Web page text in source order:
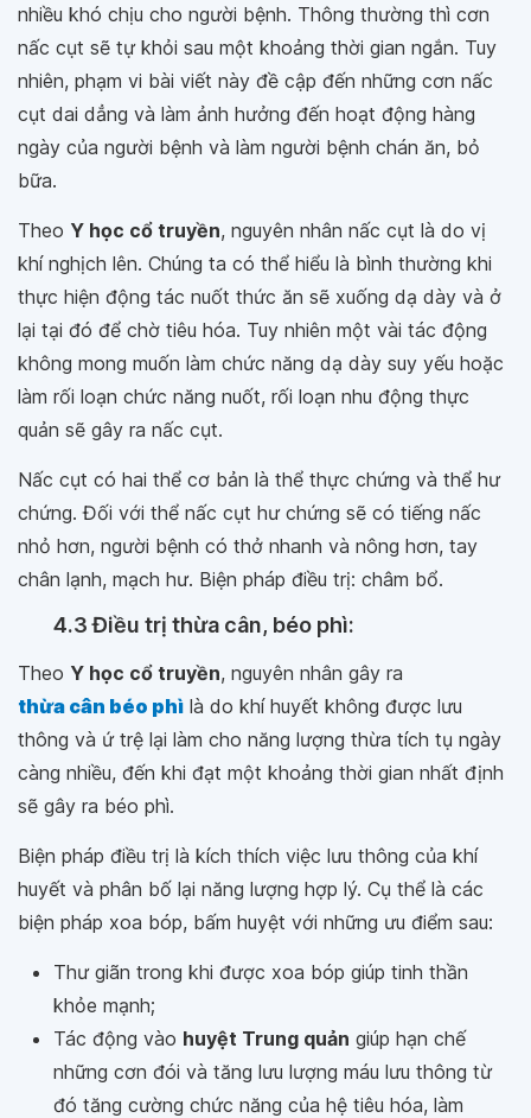
nhiều khó chịu cho người bệnh. Thông thường thì cơn
nấc cụt sẽ tự khỏi sau một khoảng thời gian ngắn. Tuy
nhiên, phạm vi bài viết này đề cập đến những cơn nấc
cụt dai dẳng và làm ảnh hưởng đến hoạt động hàng
ngày của người bệnh và làm người bệnh chán ăn, bỏ
bữa.
Theo Y học cổ truyền, nguyên nhân nấc cụt là do vị
khí nghịch lên. Chúng ta có thể hiểu là bình thường khi
thực hiện động tác nuốt thức ăn sẽ xuống dạ dày và ở
lại tại đó để chờ tiêu hóa. Tuy nhiên một vài tác động
không mong muốn làm chức năng dạ dày suy yếu hoặc
làm rối loạn chức năng nuốt, rối loạn nhu động thực
quản sẽ gây ra nấc cụt.
Nấc cụt có hai thể cơ bản là thể thực chứng và thể hư
chứng. Đối với thể nấc cụt hư chứng sẽ có tiếng nấc
nhỏ hơn, người bệnh có thở nhanh và nông hơn, tay
chân lạnh, mạch hư. Biện pháp điều trị: châm bổ.
4.3Điều trị thừa cân, béo phì:
Theo Y học cổ truyền, nguyên nhân gây ra
thừa cân béo phì là do khí huyết không được lưu
thông và ứ trệ lại làm cho năng lượng thừa tích tụ ngày
càng nhiều, đến khi đạt một khoảng thời gian nhất định
sẽ gây ra béo phì.
Biện pháp điều trị là kích thích việc lưu thông của khí
huyết và phân bố lại năng lượng hợp lý. Cụ thể là các
biện pháp xoa bóp, bấm huyệt với những ưu điểm sau:
Thư giãn trong khi được xoa bóp giúp tinh thần
khỏe mạnh;
Tác động vào huyệt Trung quản giúp hạn chế
những cơn đói và tăng lưu lượng máu lưu thông từ
đó tăng cường chức năng của hệ tiêu hóa, làm